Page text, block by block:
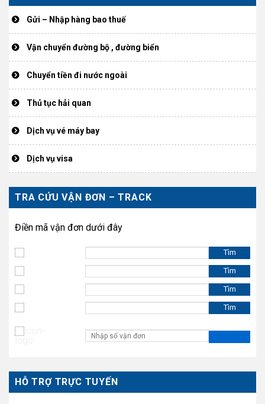
Gửi – Nhập hàng bao thuế
Vận chuyển đường bộ , đường biển
Chuyển tiền đi nước ngoài
Thủ tục hải quan
Dịch vụ vé máy bay
Dịch vụ visa
TRA CỨU VẬN ĐƠN – TRACK
Điền mã vận đơn dưới đây
Tìm
Tìm
Tìm
Tìm
HỖ TRỢ TRỰC TUYẾN